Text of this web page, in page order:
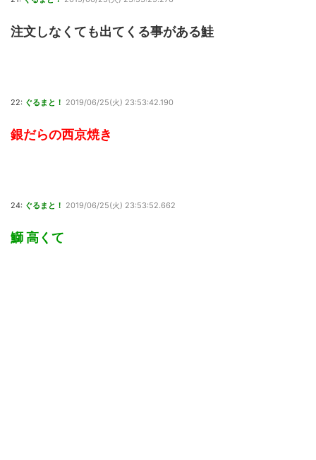
注文しなくても出てくる事がある鮭
22: ぐるまと！ 2019/06/25(火) 23:53:42.190
銀だらの西京焼き
24: ぐるまと！ 2019/06/25(火) 23:53:52.662
鰤 高くて